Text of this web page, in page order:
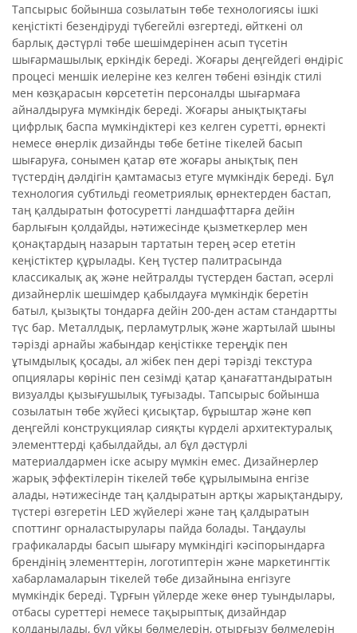
Тапсырыс бойынша созылатын төбе технологиясы ішкі
кеңістікті безендіруді түбегейлі өзгертеді, өйткені ол
барлық дәстүрлі төбе шешімдерінен асып түсетін
шығармашылық еркіндік береді. Жоғары деңгейдегі өндіріс
процесі меншік иелеріне кез келген төбені өзіндік стилі
мен көзқарасын көрсететін персоналды шығармаға
айналдыруға мүмкіндік береді. Жоғары анықтықтағы
цифрлық баспа мүмкіндіктері кез келген суретті, өрнекті
немесе өнерлік дизайнды төбе бетіне тікелей басып
шығаруға, сонымен қатар өте жоғары анықтық пен
түстердің дәлдігін қамтамасыз етуге мүмкіндік береді. Бұл
технология субтильді геометриялық өрнектерден бастап,
таң қалдыратын фотосуретті ландшафттарға дейін
барлығын қолдайды, нәтижесінде қызметкерлер мен
қонақтардың назарын тартатын терең әсер ететін
кеңістіктер құрылады. Кең түстер палитрасында
классикалық ақ және нейтралды түстерден бастап, әсерлі
дизайнерлік шешімдер қабылдауға мүмкіндік беретін
батыл, қызықты тондарға дейін 200-ден астам стандартты
түс бар. Металлдық, перламутрлық және жартылай шыны
тәрізді арнайы жабындар кеңістікке тереңдік пен
ұтымдылық қосады, ал жібек пен дері тәрізді текстура
опциялары көрініс пен сезімді қатар қанағаттандыратын
визуалды қызығушылық туғызады. Тапсырыс бойынша
созылатын төбе жүйесі қисықтар, бұрыштар және көп
деңгейлі конструкциялар сияқты күрделі архитектуралық
элементтерді қабылдайды, ал бұл дәстүрлі
материалдармен іске асыру мүмкін емес. Дизайнерлер
жарық эффектілерін тікелей төбе құрылымына енгізе
алады, нәтижесінде таң қалдыратын артқы жарықтандыру,
түстері өзгеретін LED жүйелері және таң қалдыратын
споттинг орналастырулары пайда болады. Таңдаулы
графикаларды басып шығару мүмкіндігі кәсіпорындарға
брендінің элементтерін, логотиптерін және маркетингтік
хабарламаларын тікелей төбе дизайнына енгізуге
мүмкіндік береді. Тұрғын үйлерде жеке өнер туындылары,
отбасы суреттері немесе тақырыптық дизайндар
қолданылады, бұл ұйқы бөлмелерін, отырғызу бөлмелерін